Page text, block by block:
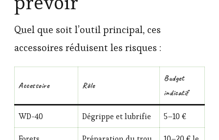
Quel que soit l’outil principal, ces
accessoires réduisent les risques :
Accessoire Rôle
Budget
indicatif
WD-40 Dégrippe et lubrifie 5–10 €